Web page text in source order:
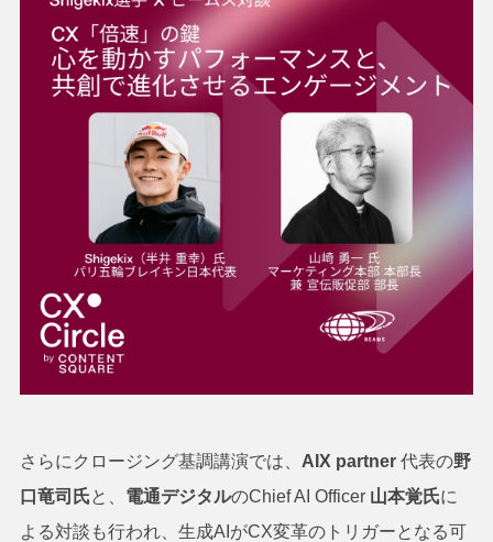
さらにクロージング基調講演では、 AIX partner 代表の野
口竜司氏と、 電通デジタルのChief AI Officer 山本覚氏に
よる対談も行われ、生成AIがCX変革のトリガーとなる可